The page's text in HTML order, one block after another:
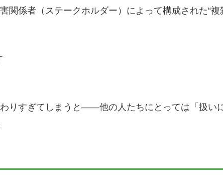
係者（ステークホルダー）によって構成された“複
りすぎてしまうと――他の人たちにとっては「扱い